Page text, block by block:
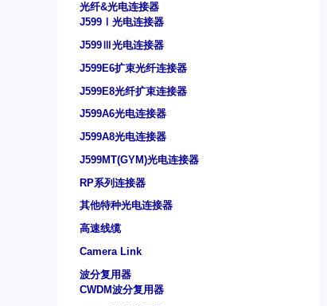
光纤&光电连接器
J599Ⅰ光电连接器
J599Ⅲ光电连接器
J599E6扩束光纤连接器
J599E8光纤扩束连接器
J599A6光电连接器
J599A8光电连接器
J599MT(GYM)光电连接器
RP系列连接器
其他特种光电连接器
高速线缆
Camera Link
波分复用器
CWDM波分复用器